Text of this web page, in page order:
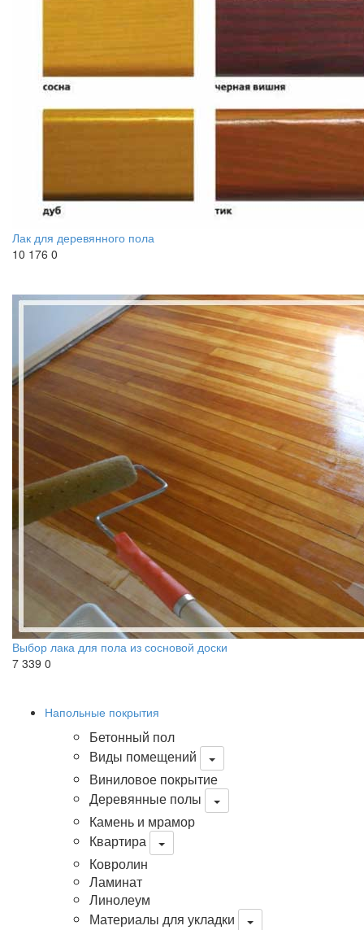
Лак для деревянного пола
10 176 0
Выбор лака для пола из сосновой доски
7 339 0
Напольные покрытия
Бетонный пол
Виды помещений
Виниловое покрытие
Деревянные полы
Камень и мрамор
Квартира
Ковролин
Ламинат
Линолеум
Материалы для укладки